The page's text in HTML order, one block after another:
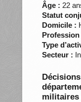
Âge : 22
Statut
Domicile :
Profession
Type
Secteur :
militaires